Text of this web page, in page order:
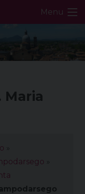
Menu
Maria